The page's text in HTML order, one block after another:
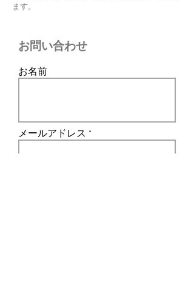
ます。
お問い合わせ
お名前
メールアドレス